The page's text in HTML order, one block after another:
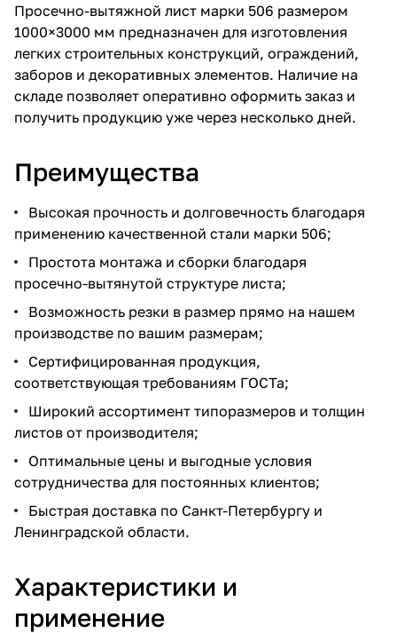
Просечно-вытяжной лист марки 506 размером
1000×3000 мм предназначен для изготовления
легких строительных конструкций, ограждений,
заборов и декоративных элементов. Наличие на
складе позволяет оперативно оформить заказ и
получить продукцию уже через несколько дней.
Преимущества
Высокая прочность и долговечность благодаря
применению качественной стали марки 506;
Простота монтажа и сборки благодаря
просечно-вытянутой структуре листа;
Возможность резки в размер прямо на нашем
производстве по вашим размерам;
Сертифицированная продукция,
соответствующая требованиям ГОСТа;
Широкий ассортимент типоразмеров и толщин
листов от производителя;
Оптимальные цены и выгодные условия
сотрудничества для постоянных клиентов;
Быстрая доставка по Санкт-Петербургу и
Ленинградской области.
Характеристики и
применение